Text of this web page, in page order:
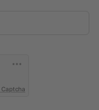
Captcha